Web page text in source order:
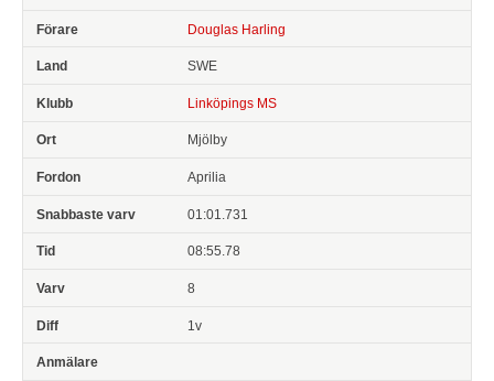
Douglas Harling
SWE
Linköpings MS
Mjölby
Aprilia
01:01.731
08:55.78
8
1v